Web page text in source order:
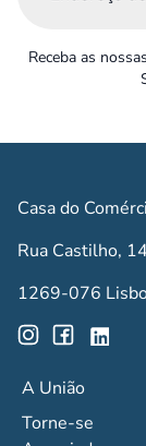
Receba as
Casa do
Rua Castilho,
1269-076
A União
Torne-se